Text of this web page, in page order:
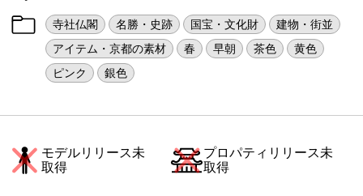
寺社仏閣 名勝・史跡 国宝・文化財
建物・街並
アイテム・京都の素材
春 早朝 茶色
黄色
ピンク
銀色
モデルリリース未
取得
プロパティリリース未
取得